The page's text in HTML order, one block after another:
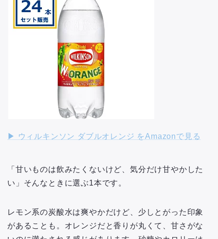
▶︎ ウィルキンソン ダブルオレンジ をAmazonで見る
「甘いものは飲みたくないけど、気分だけ甘やかした
い」そんなときに選ぶ1本です。
レモン系の炭酸水は爽やかだけど、少しとがった印象
があることも。オレンジだと香りが丸くて、甘さがな